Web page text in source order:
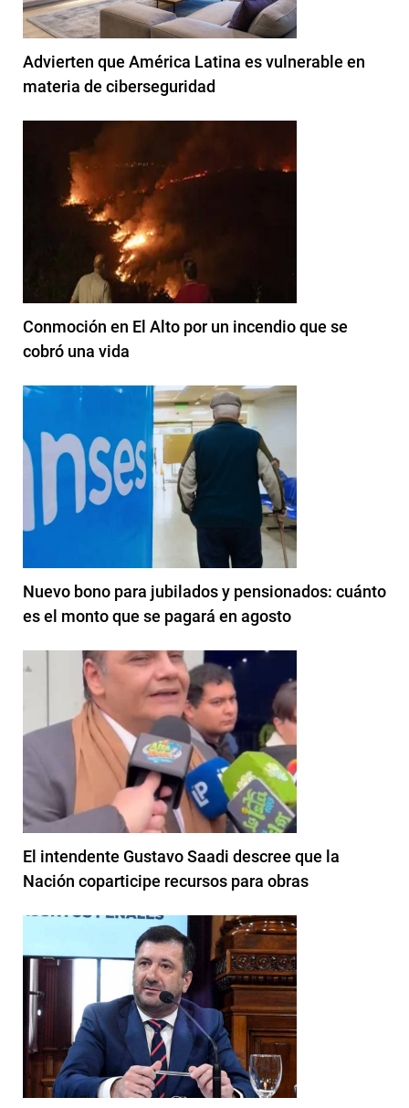
Advierten que América Latina es vulnerable en
materia de ciberseguridad
Conmoción en El Alto por un incendio que se
cobró una vida
Nuevo bono para jubilados y pensionados: cuánto
es el monto que se pagará en agosto
El intendente Gustavo Saadi descree que la
Nación coparticipe recursos para obras